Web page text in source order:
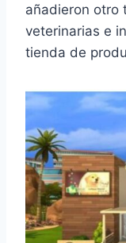
añadieron otro
veterinarias e
tienda de